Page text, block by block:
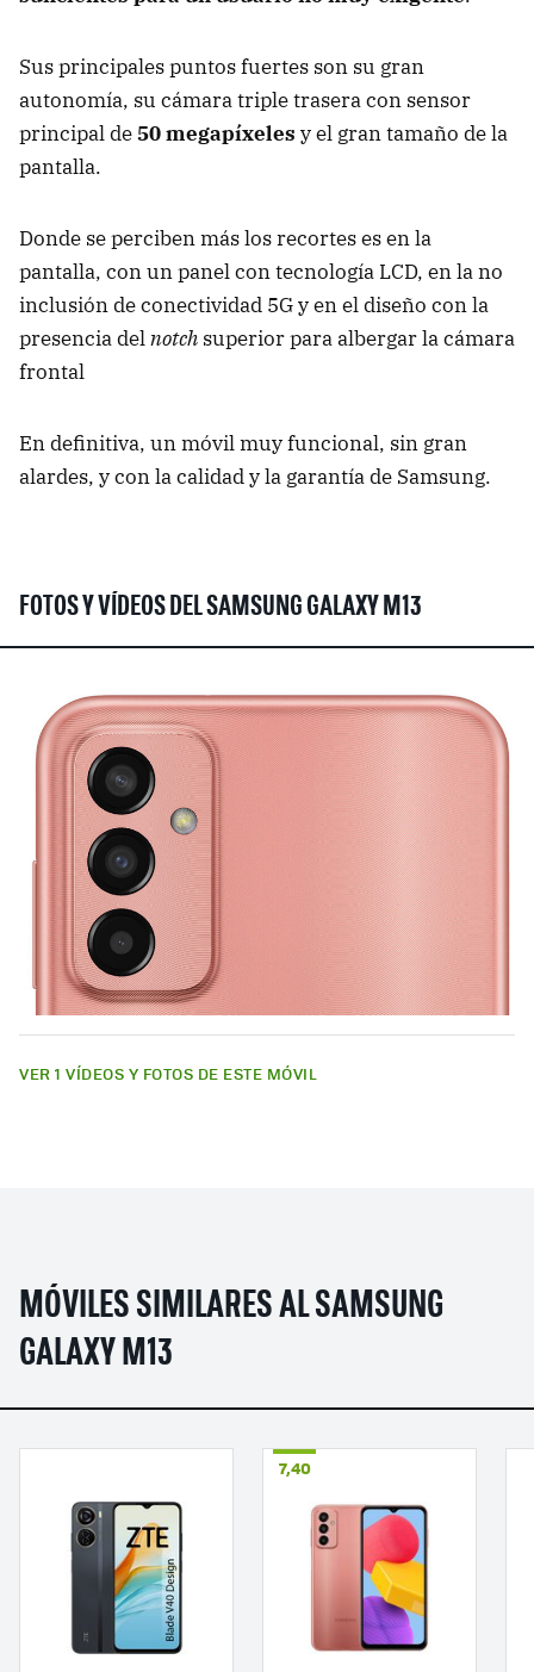
Sus principales puntos fuertes son su gran
autonomía, su cámara triple trasera con sensor
principal de50 megapíxeles y el gran tamaño de la
pantalla.
Donde se perciben más los recortes es en la
pantalla, con un panel con tecnología LCD, en la no
inclusión de conectividad 5G y en el diseño con la
presencia delnotch superior para albergar la cámara
frontal
En definitiva, un móvil muy funcional, sin gran
alardes, y con la calidad y la garantía de Samsung.
FOTOS Y VÍDEOS DEL SAMSUNG GALAXY M13
VER 1 VÍDEOS Y FOTOS DE ESTE MÓVIL
MÓVILES SIMILARES AL SAMSUNG
GALAXY M13
7,40